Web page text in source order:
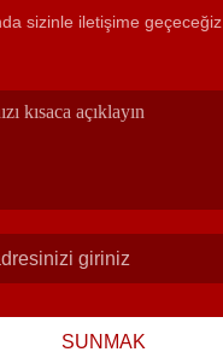
sizinle iletişime geçeceğiz en son
SUNMAK